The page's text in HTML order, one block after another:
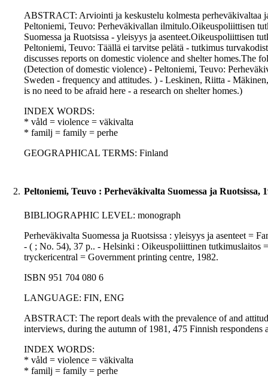
ABSTRACT: Arviointi ja keskustelu kolmesta perheväkivaltaa
Peltoniemi, Teuvo: Perheväkivallan ilmitulo.Oikeuspoliittisen
Suomessa ja Ruotsissa - yleisyys ja asenteet.Oikeuspoliittisen
Peltoniemi, Teuvo: Täällä ei tarvitse pelätä - tutkimus
discusses reports on domestic violence and shelter
(Detection of domestic violence) - Peltoniemi, Teuvo:
Sweden - frequency and attitudes. ) - Leskinen, Riitta -
is no need to be afraid here - a research on shelter homes.)
INDEX WORDS:
* våld = violence = väkivalta
* familj = family = perhe
GEOGRAPHICAL TERMS: Finland
2. Peltoniemi, Teuvo : Perheväkivalta Suomessa ja Ruotsissa,
BIBLIOGRAPHIC LEVEL: monograph
Perheväkivalta Suomessa ja Ruotsissa : yleisyys ja asenteet =
- ( ; No. 54), 37 p.. - Helsinki : Oikeuspoliittinen tutkimuslaitos
tryckericentral = Government printing centre, 1982.
ISBN 951 704 080 6
LANGUAGE: FIN, ENG
ABSTRACT: The report deals with the prevalence of and
interviews, during the autumn of 1981, 475 Finnish respondens
INDEX WORDS:
* våld = violence = väkivalta
* familj = family = perhe